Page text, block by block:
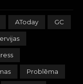
AToday GC
Problēma